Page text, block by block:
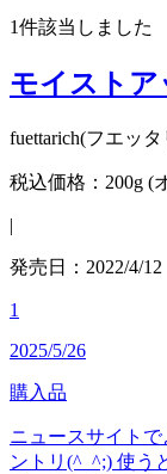
1件該当しました
モイスト
fuettarich(フエッ
税込価格：200g (
|
発売日：2022/4/12
1
2025/5/26
購入品
ニュースサイト
ントリ(^_^;) 使う